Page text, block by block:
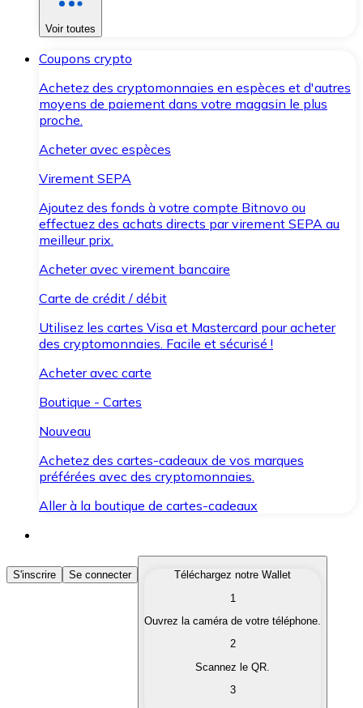
Voir toutes
Coupons crypto
Achetez des cryptomonnaies en espèces et d'autres
moyens de paiement dans votre magasin le plus
proche.
Acheter avec espèces
Virement SEPA
Ajoutez des fonds à votre compte Bitnovo ou
effectuez des achats directs par virement SEPA au
meilleur prix.
Acheter avec virement bancaire
Carte de crédit / débit
Utilisez les cartes Visa et Mastercard pour acheter
des cryptomonnaies. Facile et sécurisé !
Acheter avec carte
Boutique - Cartes
Nouveau
Achetez des cartes-cadeaux de vos marques
préférées avec des cryptomonnaies.
Aller à la boutique de cartes-cadeaux
Acheter des Cryptomonnaies
Achetez les cryptomonnaies qui vous intéressent
Convertissez vos cryptomonnaies en monnaie
S'inscrire Se connecter
Téléchargez notre Wallet
1
Ouvrez la caméra de votre téléphone.
2
Scannez le QR.
3